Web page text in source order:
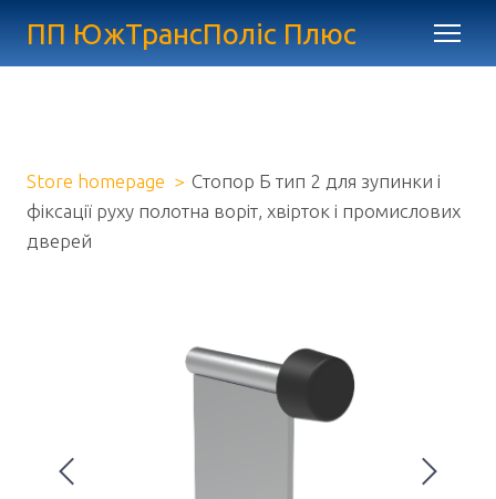
ПП ЮжТрансПоліс Плюс
Store homepage
Стопор Б тип 2 для зупинки і
фіксації руху полотна воріт, хвірток і промислових
дверей